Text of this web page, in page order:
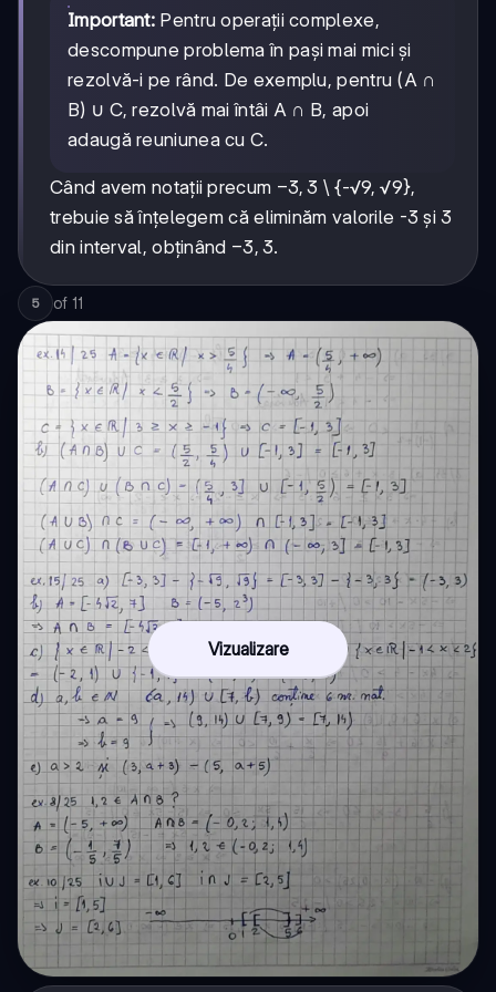
Important: Pentru operații complexe,
descompune problema în pași mai mici și
rezolvă-i pe rând. De exemplu, pentru (A ∩
B) ∪ C, rezolvă mai întâi A ∩ B, apoi
adaugă reuniunea cu C.
Când avem notații precum -3,
3
−3, 3 \ {-√9, √9},
trebuie să înțelegem că eliminăm valorile -3 și 3
din interval, obținând -3,
−3, 3.
5 of 11
Vizualizare